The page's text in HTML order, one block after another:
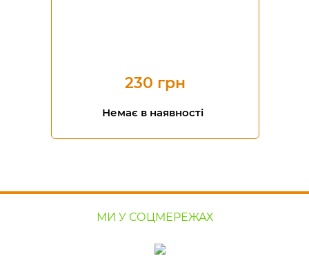
230 грн
Немає в наявності
МИ У СОЦМЕРЕЖАХ